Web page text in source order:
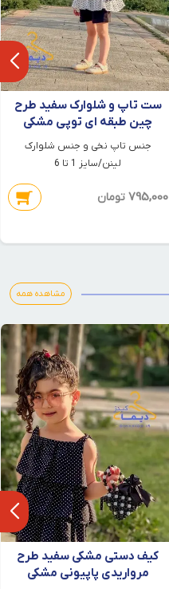
ست تاپ و شلوارک سفید طرح
چین طبقه ای توپی مشکی
جنس تاپ نخی و جنس شلوارک
لینن/سایز 1 تا 6
795,000 تومان
مشاهده همه
کیف دستی مشکی سفید طرح
مرواریدی پاپیونی مشکی